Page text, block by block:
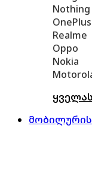
Nothing
OnePlus
Realme
Oppo
Nokia
მობილურის